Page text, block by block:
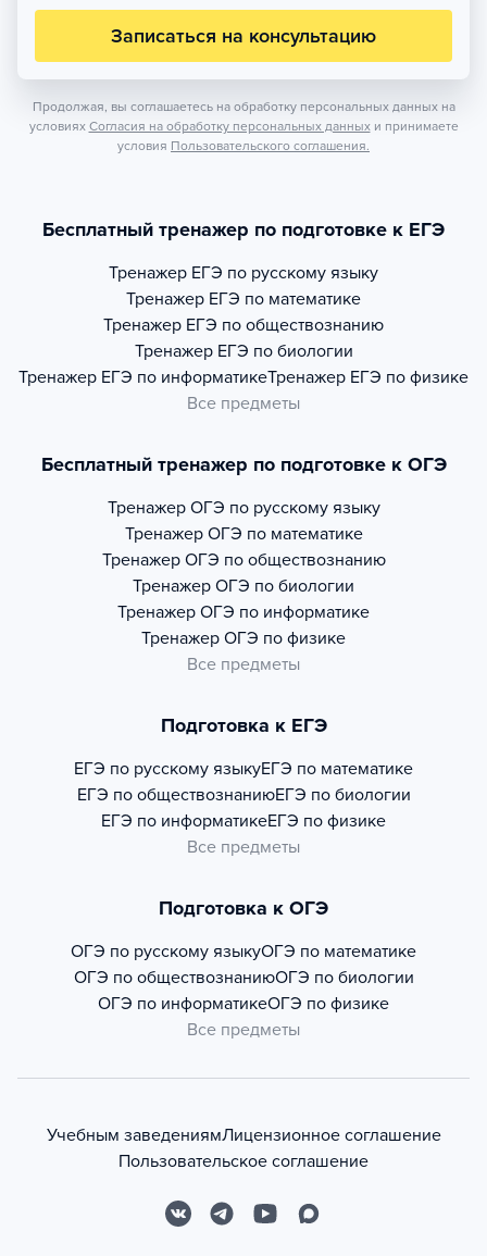
Записаться на консультацию
Продолжая, вы соглашаетесь на обработку персональных данных на
условиях Согласия на обработку персональных данных и принимаете
условия Пользовательского соглашения.
Бесплатный тренажер по подготовке к ЕГЭ
Тренажер ЕГЭ по русскому языку
Тренажер ЕГЭ по математике
Тренажер ЕГЭ по обществознанию
Тренажер ЕГЭ по биологии
Тренажер ЕГЭ по информатикеТренажер ЕГЭ по физике
Все предметы
Бесплатный тренажер по подготовке к ОГЭ
Тренажер ОГЭ по русскому языку
Тренажер ОГЭ по математике
Тренажер ОГЭ по обществознанию
Тренажер ОГЭ по биологии
Тренажер ОГЭ по информатике
Тренажер ОГЭ по физике
Все предметы
Подготовка к ЕГЭ
ЕГЭ по русскому языкуЕГЭ по математике
ЕГЭ по обществознаниюЕГЭ по биологии
ЕГЭ по информатикеЕГЭ по физике
Все предметы
Подготовка к ОГЭ
ОГЭ по русскому языкуОГЭ по математике
ОГЭ по обществознаниюОГЭ по биологии
ОГЭ по информатикеОГЭ по физике
Все предметы
Учебным заведениямЛицензионное соглашение
Пользовательское соглашение